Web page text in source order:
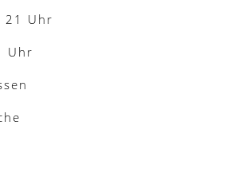
21 Uhr
Uhr